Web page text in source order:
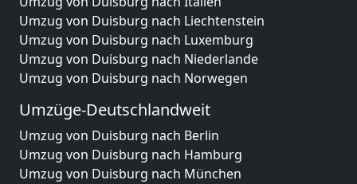
Umzug von Duisburg nach Liechtenstein
Umzug von Duisburg nach Luxemburg
Umzug von Duisburg nach Niederlande
Umzug von Duisburg nach Norwegen
Umzüge-Deutschlandweit
Umzug von Duisburg nach Berlin
Umzug von Duisburg nach Hamburg
Umzug von Duisburg nach München